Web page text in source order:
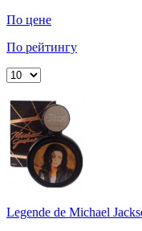
По цене
По рейтингу
Legende de Michael